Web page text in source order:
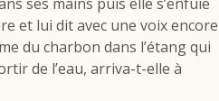
ses mains puis elle s’enfuie
et lui dit avec une voix encore
du charbon dans l’étang qui
de l’eau, arriva-t-elle à